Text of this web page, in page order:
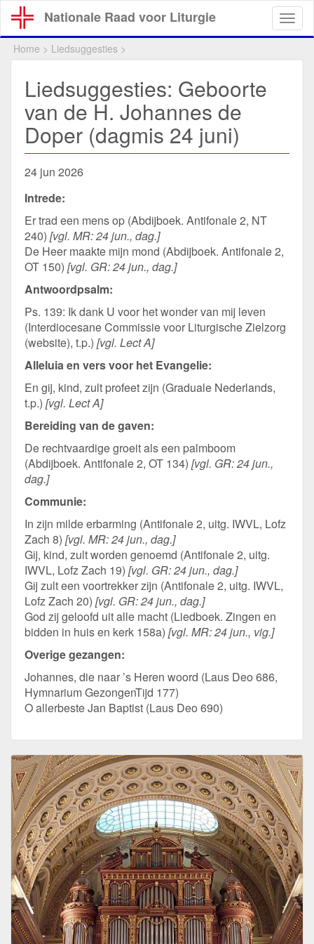
Overslaan
en
naar
Nationale Raad voor Liturgie
Home > Liedsuggesties >
Liedsuggesties: Geboorte
van de H. Johannes de
Doper (dagmis 24 juni)
24 jun 2026
Intrede:
Er trad een mens op (Abdijboek. Antifonale 2, NT
240) [vgl. MR: 24 jun., dag.]
De Heer maakte mijn mond (Abdijboek. Antifonale 2,
OT 150) [vgl. GR: 24 jun., dag.]
Antwoordpsalm:
Ps. 139: Ik dank U voor het wonder van mij leven
(Interdiocesane Commissie voor Liturgische Zielzorg
(website), t.p.) [vgl. Lect A]
Alleluia en vers voor het Evangelie:
En gij, kind, zult profeet zijn (Graduale Nederlands,
t.p.) [vgl. Lect A]
Bereiding van de gaven:
De rechtvaardige groeit als een palmboom
(Abdijboek. Antifonale 2, OT 134) [vgl. GR: 24 jun.,
dag.]
Communie:
In zijn milde erbarming (Antifonale 2, uitg. IWVL, Lofz
Zach 8) [vgl. MR: 24 jun., dag.]
Gij, kind, zult worden genoemd (Antifonale 2, uitg.
IWVL, Lofz Zach 19) [vgl. GR: 24 jun., dag.]
Gij zult een voortrekker zijn (Antifonale 2, uitg. IWVL,
Lofz Zach 20) [vgl. GR: 24 jun., dag.]
God zij geloofd uit alle macht (Liedboek. Zingen en
bidden in huis en kerk 158a) [vgl. MR: 24 jun., vig.]
Overige gezangen:
Johannes, die naar ’s Heren woord (Laus Deo 686,
Hymnarium GezongenTijd 177)
O allerbeste Jan Baptist (Laus Deo 690)